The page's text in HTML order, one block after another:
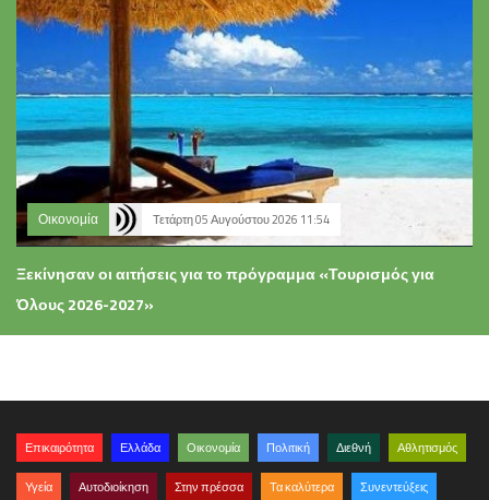
Οικονομία Τετάρτη 05 Αυγούστου 2026 11:54
Ξεκίνησαν οι αιτήσεις για το πρόγραμμα «Τουρισμός για
Όλους 2026-2027»
Επικαιρότητα Ελλάδα Οικονομία Πολιτική Διεθνή Αθλητισμός
Υγεία Αυτοδιοίκηση Στην πρέσσα Τα καλύτερα Συνεντεύξεις